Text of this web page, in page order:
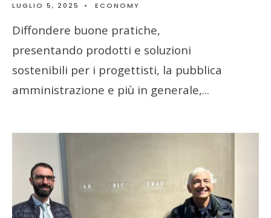
LUGLIO 5, 2025 • ECONOMY
Diffondere buone pratiche,
presentando prodotti e soluzioni
sostenibili per i progettisti, la pubblica
amministrazione e più in generale,...